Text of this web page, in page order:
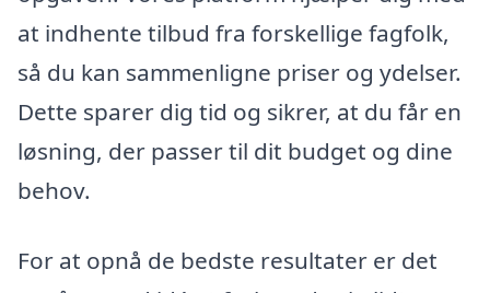
at indhente tilbud fra forskellige fagfolk,
så du kan sammenligne priser og ydelser.
Dette sparer dig tid og sikrer, at du får en
løsning, der passer til dit budget og dine
behov.
For at opnå de bedste resultater er det